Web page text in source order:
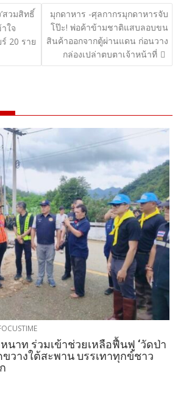
สวมสิทธิ์
ใจ
20 ราย
มุกดาหาร​ -​ศุลกากรมุกดาหารจับ
โป๊ะ! พ่อค้าข้ามชาติแสบลอบขน
สินค้าออกจากตู้ผ่านแดน ก่อนวาง
กล่องเปล่าตบตาเจ้าหน้าที่
นาท ร่วมเข้าช่วยเหลือฟื้นฟู ‘วัดป่า
ขวางใต้สะพาน บรรเทาทุกข์ชาว